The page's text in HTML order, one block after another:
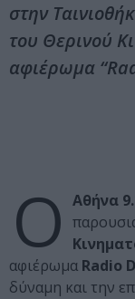
στην
του Θερινού
αφιέρωμα
Ο Αθήνα
αφιέρωμα Radio
δύναμη και την